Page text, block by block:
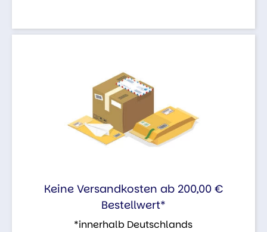
Keine Versandkosten ab 200,00 €
Bestellwert*
*innerhalb Deutschlands